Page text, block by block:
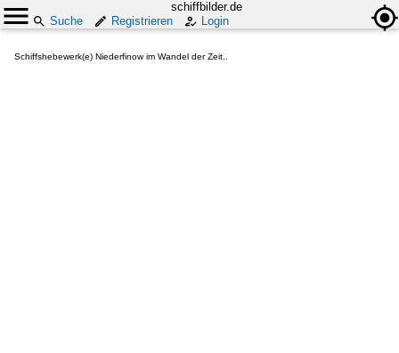
schiffbilder.de
Suche
Registrieren Login
Schiffshebewerk(e) Niederfinow im Wandel der Zeit..